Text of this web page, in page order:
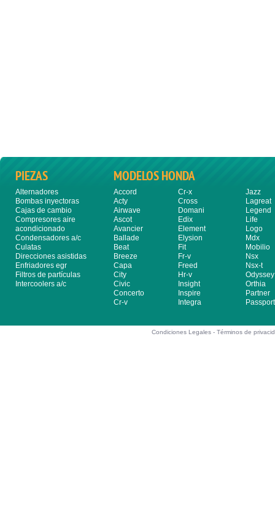
PIEZAS
Alternadores
Bombas inyectoras
Cajas de cambio
Compresores aire
acondicionado
Condensadores a/c
Culatas
Direcciones asistidas
Enfriadores egr
Filtros de partículas
Intercoolers a/c
MODELOS HONDA
Accord
Acty
Airwave
Ascot
Avancier
Ballade
Beat
Breeze
Capa
City
Civic
Concerto
Cr-v
Cr-x
Cross
Domani
Edix
Element
Elysion
Fit
Fr-v
Freed
Hr-v
Insight
Inspire
Integra
Jazz
Lagreat
Legend
Life
Logo
Mdx
Mobilio
Nsx
Nsx-t
Odyssey
Orthia
Partner
Passport
Condiciones Legales -Términos de